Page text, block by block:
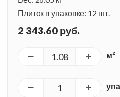
Плиток в упаковке: 12 шт.
2 343.60 руб.
м²